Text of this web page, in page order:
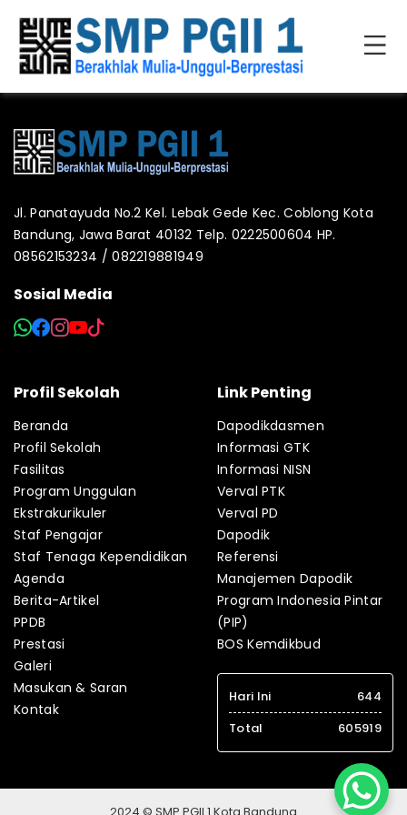
Jl. Panatayuda No.2 Kel. Lebak Gede Kec. Coblong Kota
Bandung, Jawa Barat 40132 Telp. 0222500604 HP.
08562153234 / 082219881949
Sosial Media
Profil Sekolah
Beranda
Profil Sekolah
Fasilitas
Program Unggulan
Ekstrakurikuler
Staf Pengajar
Staf Tenaga Kependidikan
Agenda
Berita-Artikel
PPDB
Prestasi
Galeri
Masukan & Saran
Kontak
Link Penting
Dapodikdasmen
Informasi GTK
Informasi NISN
Verval PTK
Verval PD
Dapodik
Referensi
Manajemen Dapodik
Program Indonesia Pintar
(PIP)
BOS Kemdikbud
Hari Ini
644
Total
605919